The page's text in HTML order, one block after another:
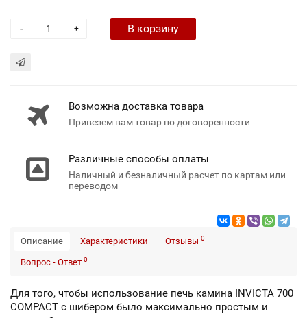
+
- В корзину
Возможна доставка товара
Привезем вам товар по договоренности
Различные способы оплаты
Наличный и безналичный расчет по картам или
переводом
Описание Характеристики Отзывы 0
Вопрос - Ответ 0
Для того, чтобы использование печь камина INVICTA 700
COMPACT с шибером было максимально простым и